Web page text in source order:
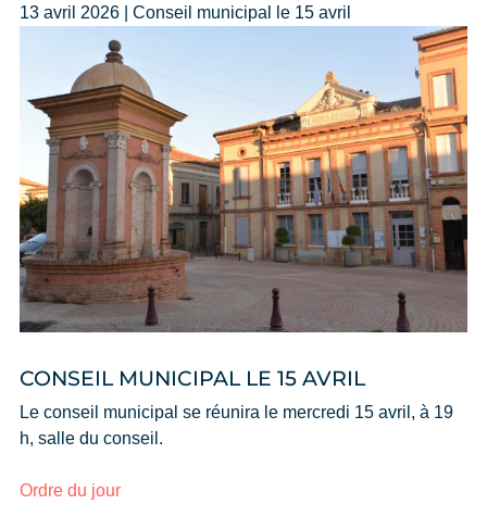
13 avril 2026 | Conseil municipal le 15 avril
CONSEIL MUNICIPAL LE 15 AVRIL
Le conseil municipal se réunira le mercredi 15 avril, à 19
h, salle du conseil.
Ordre du jour